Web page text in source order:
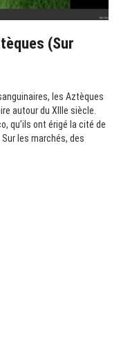
(sur
les Aztèques
autour du XIIIe siècle.
qu’ils ont érigé la cité de
les marchés, des